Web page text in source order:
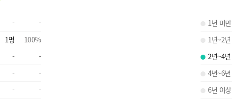
-
-
1명 100%
-
-
-
-
-
-
1년 미만
1년~2
2년~4
4년~6
6년 이상